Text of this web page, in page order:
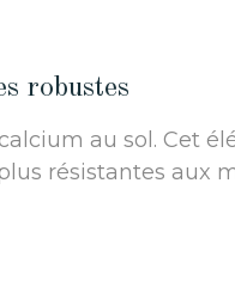
robustes
au sol. Cet
résistantes aux